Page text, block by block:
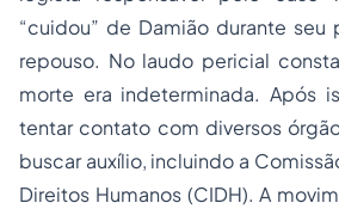
“cuidou” de Damião durante seu
repouso. No laudo pericial
morte era indeterminada. Após
tentar contato com diversos
buscar auxílio, incluindo a
Direitos Humanos (CIDH). A